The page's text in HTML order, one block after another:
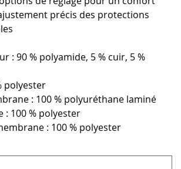
précis des protections
: 90 % polyamide, 5 % cuir, 5 %
polyester
: 100 % polyuréthane laminé
: 100 % polyester
: 100 % polyester